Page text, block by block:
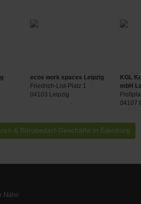
ecos work spaces Leipzig
Friedrich-List-Platz 1
04103 Leipzig
KGL
mbH
04107
& Bürobedarf-Geschäfte in Eilenburg
Nähe